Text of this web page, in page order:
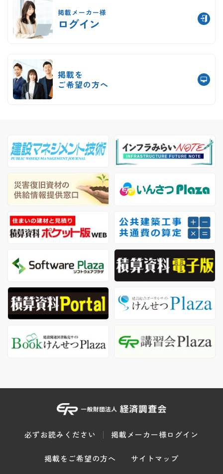
掲載メーカー様
ログイン
掲載を
ご希望の方へ
必ずお読みください 掲載メーカー様ログイン
掲載をご希望の方へ サイトマップ